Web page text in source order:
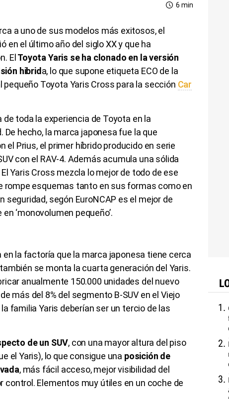
6 min
a uno de sus modelos más exitosos, el
en el último año del siglo XX y que ha
El Toyota Yaris se ha clonado en la versión
hibrid a, lo que supone etiqueta ECO de la
pequeño Toyota Yaris Cross para la sección Car
toda la experiencia de Toyota en la
hecho, la marca japonesa fue la que
el Prius, el primer híbrido producido en serie
con el RAV-4. Además acumula una sólida
Yaris Cross mezcla lo mejor de todo de ese
rompe esquemas tanto en sus formas como en
seguridad, segón EuroNCAP es el mejor de
‘monovolumen pequeño’.
en la factoría que la marca japonesa tiene cerca
se monta la cuarta generación del Yaris.
anualmente 150.000 unidades del nuevo
más del 8% del segmento B-SUV en el Viejo
familia Yaris deberían ser un tercio de las
de un SUV, con una mayor altura del piso
el Yaris), lo que consigue una posición de
, más fácil acceso, mejor visibilidad del
control. Elementos muy útiles en un coche de